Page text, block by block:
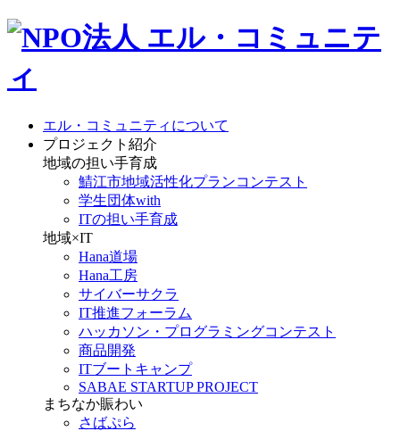
エル・コミュニティについて
プロジェクト紹介
地域の担い手育成
鯖江市地域活性化プランコンテスト
学生団体with
ITの担い手育成
地域×IT
Hana道場
Hana工房
サイバーサクラ
IT推進フォーラム
ハッカソン・プログラミングコンテスト
商品開発
ITブートキャンプ
SABAE STARTUP PROJECT
まちなか賑わい
さばぷら